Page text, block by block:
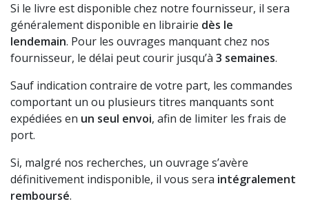
Si le livre est disponible chez notre fournisseur, il sera
généralement disponible en librairie dès le
lendemain. Pour les ouvrages manquant chez nos
fournisseur, le délai peut courir jusqu’à 3 semaines.
Sauf indication contraire de votre part, les commandes
comportant un ou plusieurs titres manquants sont
expédiées en un seul envoi, afin de limiter les frais de
port.
Si, malgré nos recherches, un ouvrage s’avère
définitivement indisponible, il vous sera intégralement
remboursé.